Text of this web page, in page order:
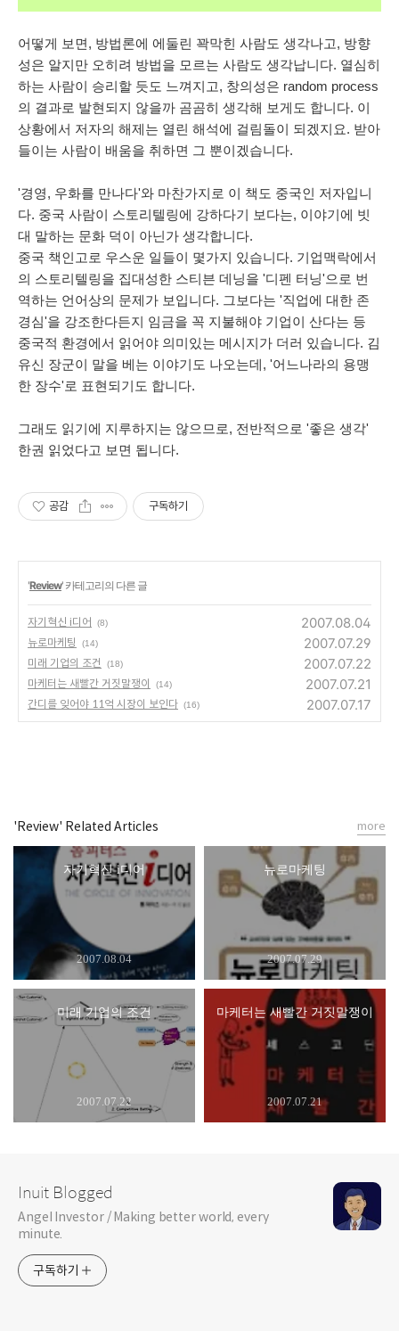
어떻게 보면, 방법론에 에둘린 꽉막힌 사람도 생각나고, 방향
성은 알지만 오히려 방법을 모르는 사람도 생각납니다. 열심히
하는 사람이 승리할 듯도 느껴지고, 창의성은 random process
의 결과로 발현되지 않을까 곰곰히 생각해 보게도 합니다. 이
상황에서 저자의 해제는 열린 해석에 걸림돌이 되겠지요. 받아
들이는 사람이 배움을 취하면 그 뿐이겠습니다.
'경영, 우화를 만나다'와 마찬가지로 이 책도 중국인 저자입니
다. 중국 사람이 스토리텔링에 강하다기 보다는, 이야기에 빗
대 말하는 문화 덕이 아닌가 생각합니다.
중국 책인고로 우스운 일들이 몇가지 있습니다. 기업맥락에서
의 스토리텔링을 집대성한 스티븐 데닝을 '디펜 터닝'으로 번
역하는 언어상의 문제가 보입니다. 그보다는 '직업에 대한 존
경심'을 강조한다든지 임금을 꼭 지불해야 기업이 산다는 등
중국적 환경에서 읽어야 의미있는 메시지가 더러 있습니다. 김
유신 장군이 말을 베는 이야기도 나오는데, '어느나라의 용맹
한 장수'로 표현되기도 합니다.
그래도 읽기에 지루하지는 않으므로, 전반적으로 '좋은 생각'
한권 읽었다고 보면 됩니다.
공감 구독하기
'Review' 카테고리의 다른 글
자기혁신 i디어 (8) 2007.08.04
뉴로마케팅 (14) 2007.07.29
미래 기업의 조건 (18) 2007.07.22
마케터는 새빨간 거짓말쟁이 (14) 2007.07.21
간디를 잊어야 11억 시장이 보인다 (16) 2007.07.17
'Review' Related Articles
자기혁신 i디어
2007.08.04
뉴로마케팅
2007.07.29
미래 기업의 조건
2007.07.22
마케터는 새빨간 거짓말쟁이
2007.07.21
more
Inuit Blogged
Angel Investor / Making better world, every
minute.
구독하기